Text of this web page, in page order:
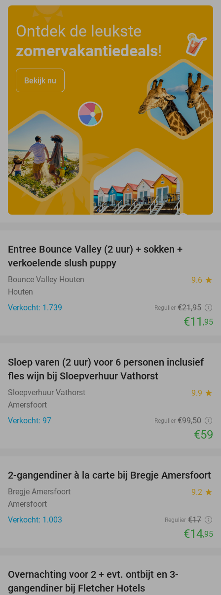
Ontdek de leukste
zomervakantiedeals!
Bekijk nu
Entree Bounce Valley (2 uur) + sokken +
verkoelende slush puppy
Bounce Valley Houten 9.6 star
Houten
Verkocht: 1.739
Regulier €21,95
€11 ,95
41%
Sloep varen (2 uur) voor 6 personen inclusief
fles wijn bij Sloepverhuur Vathorst
Sloepverhuur Vathorst 9.9 star
Amersfoort
Verkocht: 97
Regulier €99,50
€59
12%
2-gangendiner à la carte bij Bregje Amersfoort
Bregje Amersfoort 9.2 star
Amersfoort
Verkocht: 1.003
Regulier €17
€14,95
Overnachting voor 2 + evt. ontbijt en 3-
gangendiner bij Fletcher Hotels